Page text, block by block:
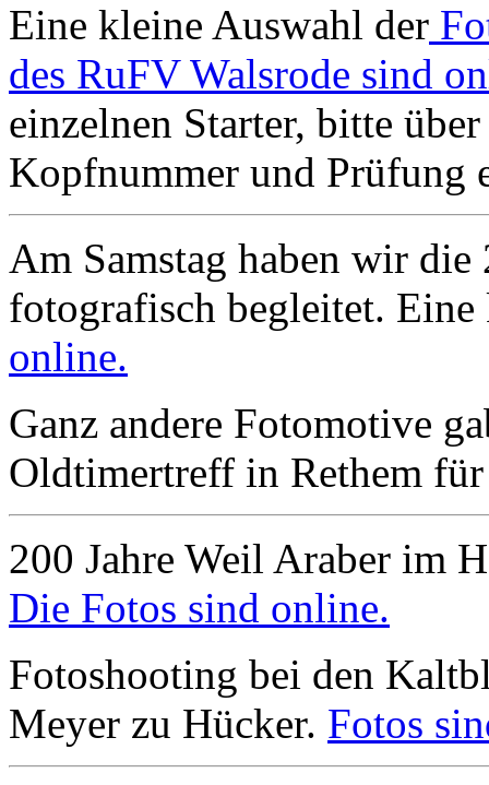
Eine kleine Auswahl der
des RuFV Walsrode sind
einzelnen Starter, bitte
Kopfnummer und Prüfung
Am Samstag haben wir die
fotografisch begleitet.
online.
Ganz andere Fotomotive
Oldtimertreff in Rethem
200 Jahre Weil Araber im
Die Fotos sind online.
Fotoshooting bei den
Meyer zu Hücker. Fotos